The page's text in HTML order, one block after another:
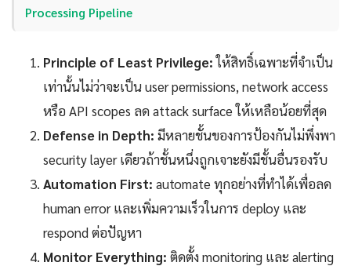
Processing Pipeline
Principle of Least Privilege:ให้สิทธิ์เฉพาะที่จำเป็น
เท่านั้นไม่ว่าจะเป็น user permissions, network access
หรือ API scopes ลด attack surface ให้เหลือน้อยที่สุด
Defense in Depth: มีหลายชั้นของการป้องกันไม่พึ่งพา
security layer เดียวถ้าชั้นหนึ่งถูกเจาะยังมีชั้นอื่นรองรับ
Automation First: automate ทุกอย่างที่ทำได้เพื่อลด
human error และเพิ่มความเร็วในการ deploy และ
respond ต่อปัญหา
Monitor Everything: ติดตั้ง monitoring และ alerting